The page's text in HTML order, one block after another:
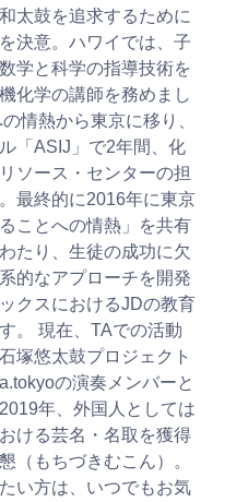
太鼓を追求するために
決意。ハワイでは、子
学と科学の指導技術を
化学の講師を務めまし
情熱から東京に移り、
「ASIJ」で2年間、化
ソース・センターの担
最終的に2016年に東京
ことへの情熱」を共有
たり、生徒の成功に欠
的なアプローチを開発
クスにおけるJDの教育
。 現在、TAでの活動
塚悠太鼓プロジェクト
の演奏メンバーと
年、外国人としては
ける芸名・名取を獲得
（もちづきむこん）。
い方は、いつでもお気